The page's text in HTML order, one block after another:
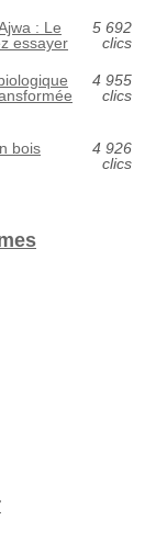
: Le
essayer
5 692
clics
4 955
clics
bois
4 926
clics